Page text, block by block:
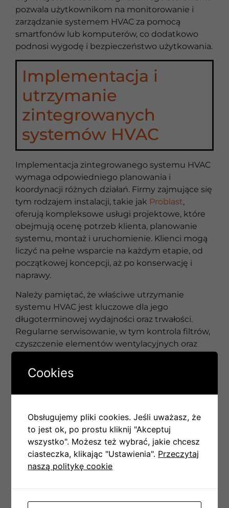
pozwala użytkownikom na monitorowanie i
zarządzanie systemem HVAC za pomocą
smartfonów lub komputerów, co dodatkowo
podnosi wygodę i bezpieczeństwo użytkowania.
Implementacja i
utrzymanie
zintegrowanych
systemów HVAC
Implementacja zintegrowanego systemu HVAC
wymaga odpowiedniego planowania i
koordynacji różnych działań. Firmy zajmujące się
tym rodzajem instalacji, takie jak Problast,
oferują kompleksowe usługi projektowe, które
obejmują ocenę potrzeb klienta, planowanie
systemu, montaż i uruchomienie. Klienci mogą
liczyć na pełne wsparcie na każdym etapie, od
początkowej koncepcji, aż po konserwację i
naprawy.
Należy pamiętać, że właściwe utrzymanie
systemu HVAC jest kluczowe dla jego
długoterminowej wydajności oraz trwałości.
Regularne serwisowanie, w tym kontrola filtrów,
czyszczenie elementów wentylacyjnych oraz
efektywność i niezawodność systemu.
ale długoterminowe oszczędności związane z
optymalnym zużyciem energii często
rekompensują te wydatki. Dodatkowo, coraz
więcej instytucji oferuje dofinansowanie dla
inwestycji poprawiających efektywność
energetyczną, co może pomóc w obniżeniu
Cookies
Obsługujemy pliki cookies. Jeśli uważasz, że
to jest ok, po prostu kliknij "Akceptuj
wszystko". Możesz też wybrać, jakie chcesz
ciasteczka, klikając "Ustawienia". Przeczytaj
naszą politykę cookie